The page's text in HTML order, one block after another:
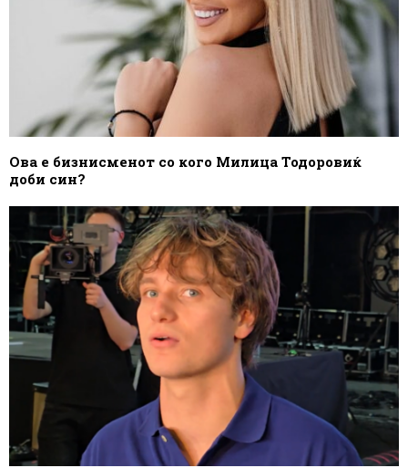
Ова е бизнисменот со кого Милица Тодоровиќ
доби син?